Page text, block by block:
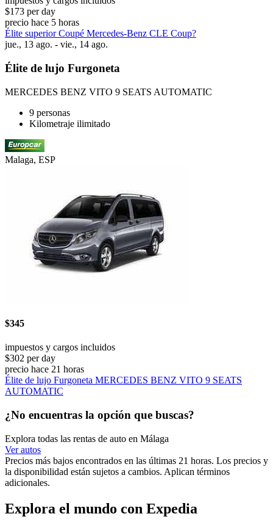
$173 per day
precio hace 5 horas
Élite superior Coupé Mercedes-Benz CLE Coup?
jue., 13 ago. - vie., 14 ago.
Élite de lujo Furgoneta
MERCEDES BENZ VITO 9 SEATS AUTOMATIC
9 personas
Kilometraje ilimitado
Malaga, ESP
$345
impuestos y cargos incluidos
$302 per day
precio hace 21 horas
Élite de lujo Furgoneta MERCEDES BENZ VITO 9 SEATS
AUTOMATIC
¿No encuentras la opción que buscas?
Explora todas las rentas de auto en Málaga
Ver autos
Precios más bajos encontrados en las últimas 21 horas. Los precios y
la disponibilidad están sujetos a cambios. Aplican términos
adicionales.
Explora el mundo con Expedia